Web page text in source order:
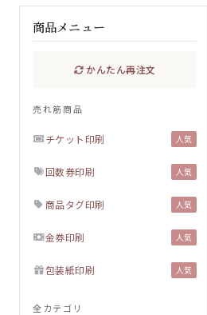
商品メニュー
かんたん再注文
売れ筋商品
チケット印刷 人気
回数券印刷 人気
商品タグ印刷 人気
金券印刷 人気
包装紙印刷 人気
全カテゴリ